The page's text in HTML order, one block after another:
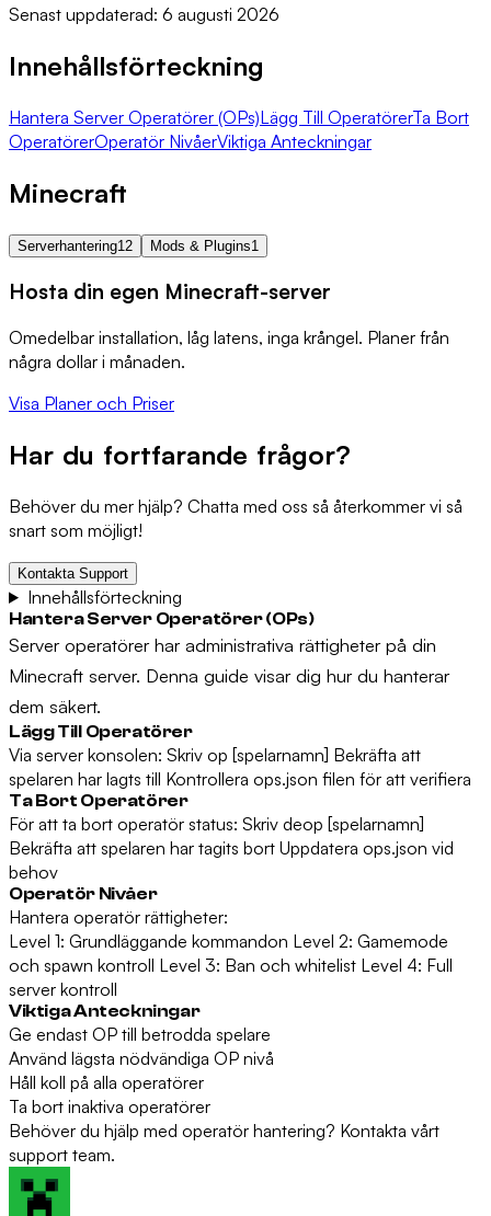
Senast uppdaterad: 6 augusti 2026
Innehållsförteckning
Hantera Server Operatörer (OPs)Lägg Till OperatörerTa Bort
OperatörerOperatör NivåerViktiga Anteckningar
Minecraft
Serverhantering12 Mods & Plugins1
Hosta din egen Minecraft-server
Omedelbar installation, låg latens, inga krångel. Planer från
några dollar i månaden.
Visa Planer och Priser
Har du fortfarande frågor?
Behöver du mer hjälp? Chatta med oss så återkommer vi så
snart som möjligt!
Kontakta Support
Innehållsförteckning
Hantera Server Operatörer (OPs)
Server operatörer har administrativa rättigheter på din
Minecraft server. Denna guide visar dig hur du hanterar
dem säkert.
Lägg Till Operatörer
Via server konsolen: Skriv op [spelarnamn] Bekräfta att
spelaren har lagts till Kontrollera ops.json filen för att verifiera
Ta Bort Operatörer
För att ta bort operatör status: Skriv deop [spelarnamn]
Bekräfta att spelaren har tagits bort Uppdatera ops.json vid
behov
Operatör Nivåer
Hantera operatör rättigheter:
Level 1: Grundläggande kommandon Level 2: Gamemode
och spawn kontroll Level 3: Ban och whitelist Level 4: Full
server kontroll
Viktiga Anteckningar
Ge endast OP till betrodda spelare
Använd lägsta nödvändiga OP nivå
Håll koll på alla operatörer
Ta bort inaktiva operatörer
Behöver du hjälp med operatör hantering? Kontakta vårt
support team.